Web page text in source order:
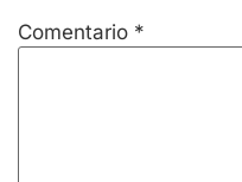
Comentario *